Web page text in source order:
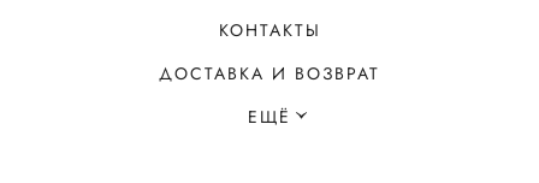
КОНТАКТЫ
ДОСТАВКА И ВОЗВРАТ
ЕЩЁ